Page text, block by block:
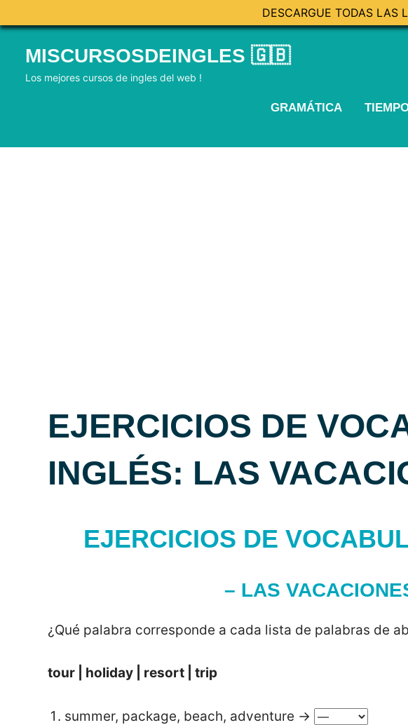
DESCARGUE TODAS LAS
Skip
content
MISCURSOSDEINGLES 🇬🇧
Los mejores cursos de ingles del web !
GRAMÁTICA
EJERCICIOS DE
INGLÉS: LAS
EJERCICIOS DE
– LAS
¿Qué palabra corresponde a cada lista de palabras de
tour | holiday | resort | trip
summer, package, beach, adventure →